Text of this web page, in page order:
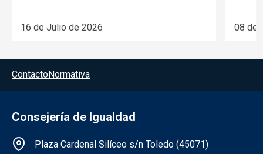
16 de Julio de 2026 08 de
Menú del pie
ContactoNormativa
Consejería de Igualdad
Información de la institución
Plaza Cardenal Silíceo s/n Toledo (45071)